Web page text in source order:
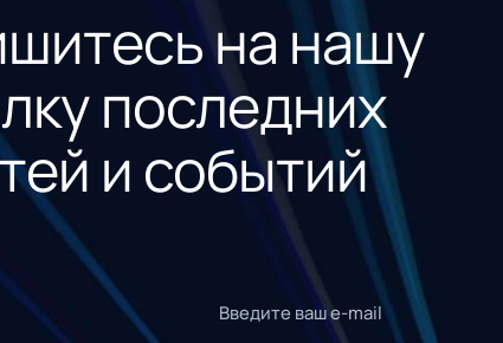
на нашу
последних
и событий